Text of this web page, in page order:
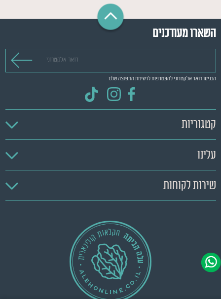
השארו מעודכנים
הכניסו דואר אלקטרוני להצטרפות לרשימת התפוצה שלנו
קטגוריות
עלינו
שירות לקוחות